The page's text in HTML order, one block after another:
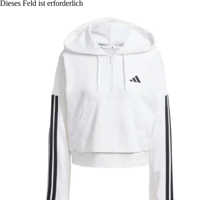
Dieses Feld ist erforderlich